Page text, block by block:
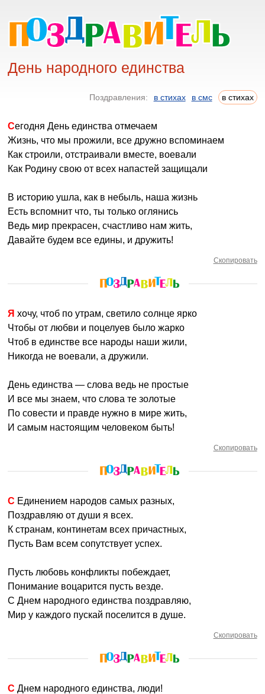
День народного единства
Поздравления: в стихах в смс в стихах
Сегодня День единства отмечаем
Жизнь, что мы прожили, все дружно вспоминаем
Как строили, отстраивали вместе, воевали
Как Родину свою от всех напастей защищали
В историю ушла, как в небыль, наша жизнь
Есть вспомнит что, ты только оглянись
Ведь мир прекрасен, счастливо нам жить,
Давайте будем все едины, и дружить!
Скопировать
Я хочу, чтоб по утрам, светило солнце ярко
Чтобы от любви и поцелуев было жарко
Чтоб в единстве все народы наши жили,
Никогда не воевали, а дружили.
День единства — слова ведь не простые
И все мы знаем, что слова те золотые
По совести и правде нужно в мире жить,
И самым настоящим человеком быть!
Скопировать
С Единением народов самых разных,
Поздравляю от души я всех.
К странам, континетам всех причастных,
Пусть Вам всем сопутствует успех.
Пусть любовь конфликты побеждает,
Понимание воцарится пусть везде.
С Днем народного единства поздравляю,
Мир у каждого пускай поселится в душе.
Скопировать
С Днем народного единства, люди!